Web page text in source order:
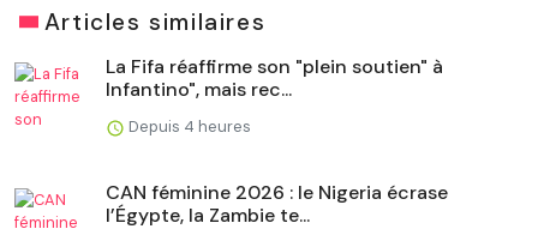
Articles similaires
La Fifa réaffirme son "plein soutien" à
Infantino", mais rec...
Depuis 4 heures
CAN féminine 2026 : le Nigeria écrase
l’Égypte, la Zambie te...